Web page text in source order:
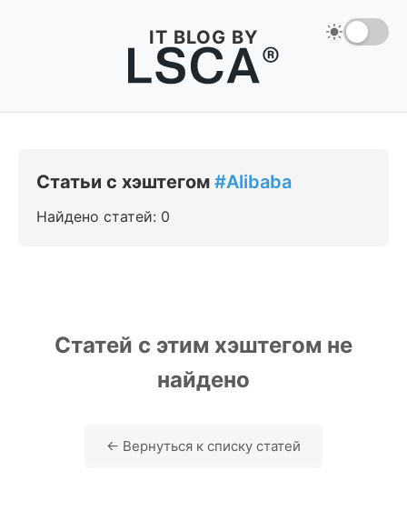
IT BLOG BY
Статьи с хэштегом #Alibaba
Найдено статей: 0
Статей с этим хэштегом не
найдено
← Вернуться к списку статей